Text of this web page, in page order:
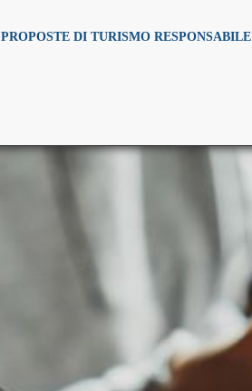
PROPOSTE DI TURISMO RESPONSABILE